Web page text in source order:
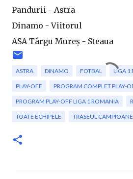
Pandurii - Astra
Dinamo - Viitorul
ASA Târgu Mureș - Steaua
ASTRA DINAMO FOTBAL LIGA 1
PLAY-OFF PROGRAM COMPLET PLAY-
PROGRAM PLAY-OFF LIGA 1 ROMANIA
TOATE ECHIPELE TRASEUL